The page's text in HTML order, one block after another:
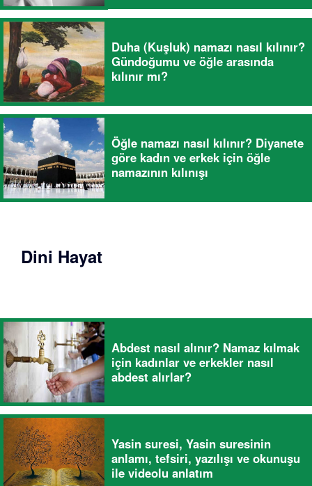
Duha (Kuşluk) namazı nasıl kılınır?
Gündoğumu ve öğle arasında
kılınır mı?
Öğle namazı nasıl kılınır? Diyanete
göre kadın ve erkek için öğle
namazının kılınışı
Dini Hayat
Abdest nasıl alınır? Namaz kılmak
için kadınlar ve erkekler nasıl
abdest alırlar?
Yasin suresi, Yasin suresinin
anlamı, tefsiri, yazılışı ve okunuşu
ile videolu anlatım